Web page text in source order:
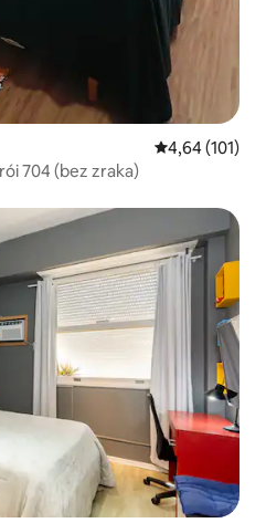
Prosječna
4,64 (101)
704 (bez zraka)